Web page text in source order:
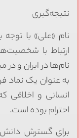
نتیجه‌گیری
نام «علی» با
ارتباط با
نام‌ها در ایران و در
به عنوان یک نماد
انسانی و اخلاقی
احترام بوده است.
برای گسترش دانش